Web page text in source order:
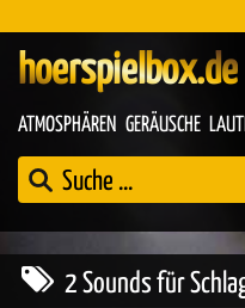
hoerspielbox.de
ATMOSPHÄREN GERÄUSCHE
2 Sounds für